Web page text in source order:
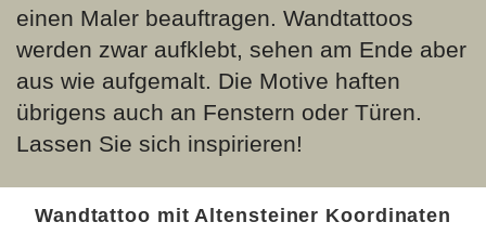
einen Maler beauftragen. Wandtattoos
werden zwar aufklebt, sehen am Ende aber
aus wie aufgemalt. Die Motive haften
übrigens auch an Fenstern oder Türen.
Lassen Sie sich inspirieren!
Wandtattoo mit Altensteiner Koordinaten